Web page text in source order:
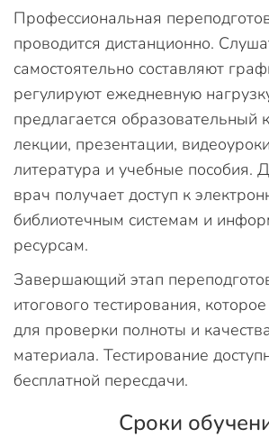
Профессиональная
проводится дистанционно.
самостоятельно составляют
регулируют ежедневную
предлагается образовательный
лекции, презентации,
литература и учебные пособия.
врач получает доступ к
библиотечным системам и
ресурсам.
Завершающий этап
итогового тестирования,
для проверки полноты и
материала. Тестирование
бесплатной пересдачи.
Сроки